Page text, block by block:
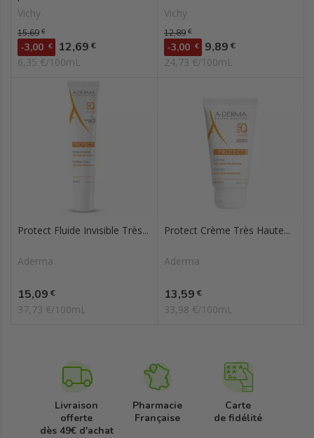
Vichy
Prix de base
15,69 €
-3,00 € Prix
12,69 €
6,35 €/100mL
Vichy
Prix de base
12,89 €
-3,00 € Prix
9,89 €
24,73 €/100mL
Protect Fluide Invisible Très...
Aderma
Prix
15,09 €
37,73 €/100mL
Protect Crème Très Haute...
Aderma
Prix
13,59 €
33,98 €/100mL
Livraison
offerte
dès 49€ d'achat
Pharmacie
Française
Carte
de fidélité